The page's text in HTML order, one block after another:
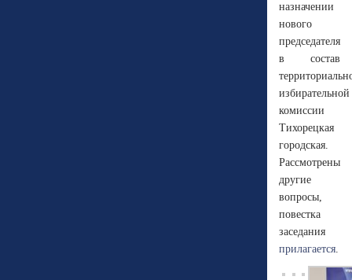
назначении
нового
председателя
в состав
избирательной
комиссии
Тихорецкая
городская.
Рассмотрены
другие
вопросы,
повестка
заседания
прилагается.